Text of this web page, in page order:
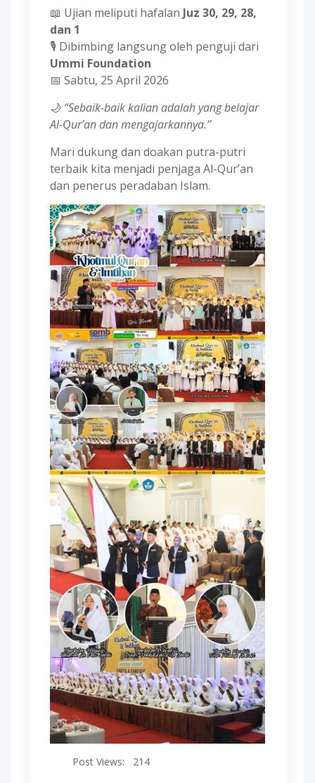
📖 Ujian meliputi hafalan Juz 30, 29, 28,
dan 1
🎙 Dibimbing langsung oleh penguji dari
Ummi Foundation
📅 Sabtu, 25 April 2026
🌙 “Sebaik-baik kalian adalah yang belajar
Al-Qur’an dan mengajarkannya.”
Mari dukung dan doakan putra-putri
terbaik kita menjadi penjaga Al-Qur’an
dan penerus peradaban Islam.
Post Views: 214